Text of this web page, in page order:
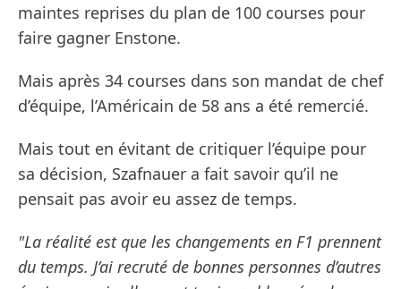
maintes reprises du plan de 100 courses pour
faire gagner Enstone.
Mais après 34 courses dans son mandat de chef
d’équipe, l’Américain de 58 ans a été remercié.
Mais tout en évitant de critiquer l’équipe pour
sa décision, Szafnauer a fait savoir qu’il ne
pensait pas avoir eu assez de temps.
"La réalité est que les changements en F1 prennent
du temps. J’ai recruté de bonnes personnes d’autres